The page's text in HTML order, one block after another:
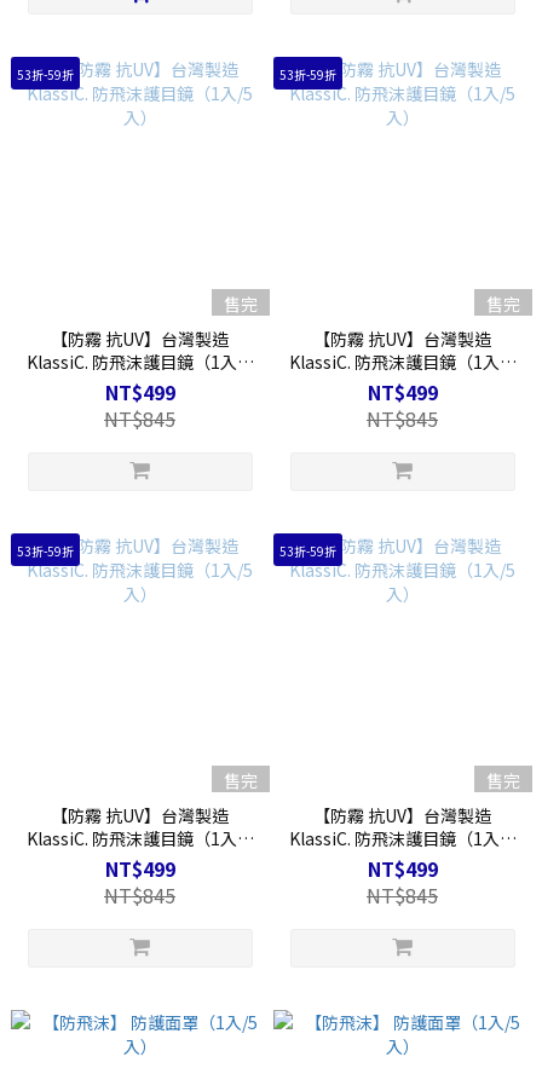
53折-59折
售完
【防霧 抗UV】台灣製造
KlassiC. 防飛沫護目鏡（1入/5
入）
NT$499
NT$845
53折-59折
售完
【防霧 抗UV】台灣製造
KlassiC. 防飛沫護目鏡（1入/5
入）
NT$499
NT$845
53折-59折
售完
【防霧 抗UV】台灣製造
KlassiC. 防飛沫護目鏡（1入/5
入）
NT$499
NT$845
53折-59折
售完
【防霧 抗UV】台灣製造
KlassiC. 防飛沫護目鏡（1入/5
入）
NT$499
NT$845